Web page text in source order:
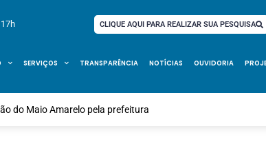
CLIQUE AQUI PARA REALIZAR SUA PESQUISA
SERVIÇOS TRANSPARÊNCIA NOTÍCIAS OUVIDORIA
do Maio Amarelo pela prefeitura